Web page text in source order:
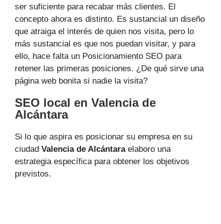
ser suficiente para recabar más clientes. El
concepto ahora es distinto. Es sustancial un diseño
que atraiga el interés de quien nos visita, pero lo
más sustancial es que nos puedan visitar, y para
ello, hace falta un Posicionamiento SEO para
retener las primeras posiciones. ¿De qué sirve una
página web bonita si nadie la visita?
SEO local en Valencia de
Alcántara
Si lo que aspira es posicionar su empresa en su
ciudad Valencia de Alcántaraelaboro una
estrategia específica para obtener los objetivos
previstos.